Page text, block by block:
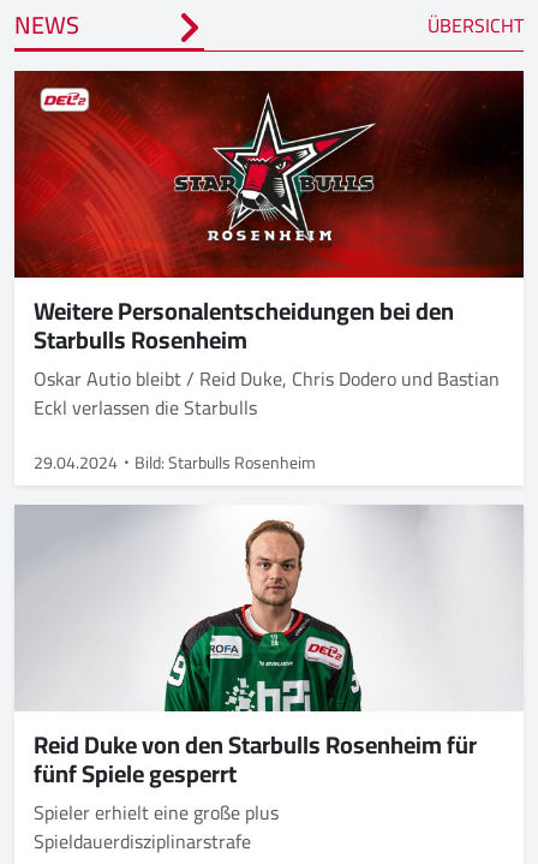
NEWS ÜBERSICHT
Weitere Personalentscheidungen bei den
Starbulls Rosenheim
Oskar Autio bleibt / Reid Duke, Chris Dodero und Bastian
Eckl verlassen die Starbulls
29.04.2024 Bild: Starbulls Rosenheim
Reid Duke von den Starbulls Rosenheim für
fünf Spiele gesperrt
Spieler erhielt eine große plus
Spieldauerdisziplinarstrafe